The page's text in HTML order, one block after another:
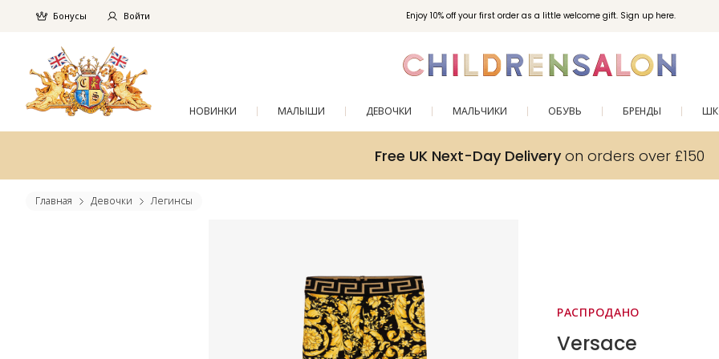
Enjoy 10% off your first order as a little welcome gift. Sign up here.
Бонусы Войти
НОВИНКИ МАЛЫШИ ДЕВОЧКИ МАЛЬЧИКИ ОБУВЬ БРЕНДЫ
Free UK Next-Day Deliveryon orders over £150
Главная Девочки Легинсы
РАСПРОДАНО
Versace